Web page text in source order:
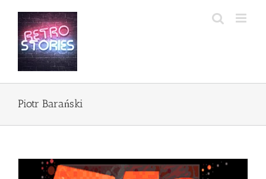
zawartości
Piotr Barański